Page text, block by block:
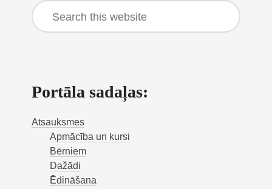
Search
this
website
Portāla sadaļas:
Atsauksmes
Apmācība un kursi
Bērniem
Dažādi
Ēdināšana